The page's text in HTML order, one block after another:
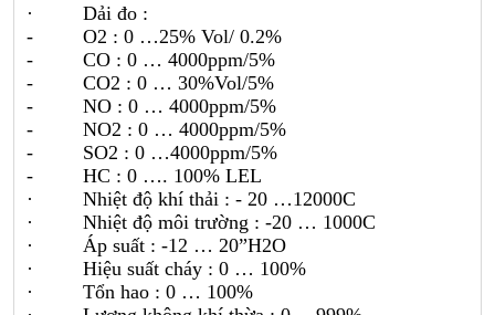
· Dải đo :
- O2 : 0 …25% Vol/ 0.2%
- CO : 0 … 4000ppm/5%
- CO2 : 0 … 30%Vol/5%
- NO : 0 … 4000ppm/5%
- NO2 : 0 … 4000ppm/5%
- SO2 : 0 …4000ppm/5%
- HC : 0 …. 100% LEL
· Nhiệt độ khí thải : - 20 …12000C
· Nhiệt độ môi trường : -20 … 1000C
· Áp suất : -12 … 20”H2O
· Hiệu suất cháy : 0 … 100%
· Tổn hao : 0 … 100%